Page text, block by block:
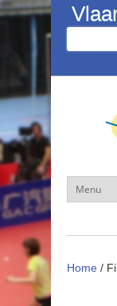
Overslaan en naar de
Home /